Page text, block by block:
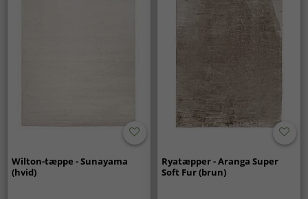
Wilton-tæppe - Sunayama
(hvid)
Ryatæpper - Aranga Super
Soft Fur (brun)